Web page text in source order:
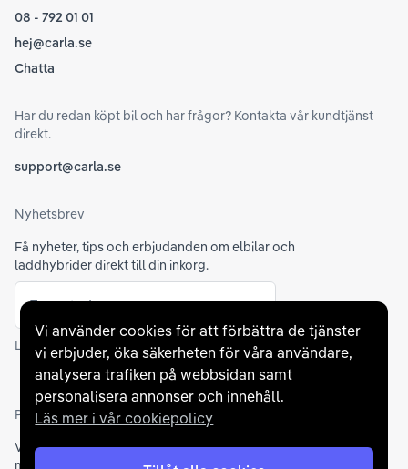
Vi använder cookies för att förbättra de tjänster
vi erbjuder, öka säkerheten för våra användare,
analysera trafiken på webbsidan samt
personalisera annonser och innehåll.
Läs mer i vår cookiepolicy
08 - 792 01 01
hej@carla.se
Chatta
Har du redan köpt bil och har frågor? Kontakta vår kundtjänst
direkt.
support@carla.se
Nyhetsbrev
Få nyheter, tips och erbjudanden om elbilar och
laddhybrider direkt till din inkorg.
E-postadress
Läs mer om hur Carla hanterar dina personuppgifter
Partners och betallösningar
Vi samarbetar medflertalet bankerför att erbjuda dig bästa
möjliga finansieringslösning och stödjer en rad olika